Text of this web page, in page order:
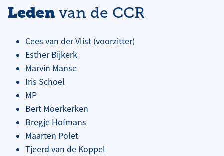
Leden van de CCR
Cees van der Vlist (voorzitter)
Esther Bijkerk
Marvin Manse
Iris Schoel
MP
Bert Moerkerken
Bregje Hofmans
Maarten Polet
Tjeerd van de Koppel